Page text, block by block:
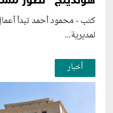
كتب - محمود أحمد تبدأ أعمال
لمديرية...
أخبار